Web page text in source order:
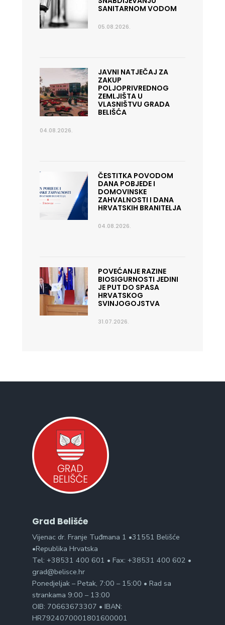
SANITARNOM VODOM
05.08.2026.
JAVNI NATJEČAJ ZA
ZAKUP
POLJOPRIVREDNOG
ZEMLJIŠTA U
VLASNIŠTVU GRADA
BELIŠĆA
04.08.2026.
ČESTITKA POVODOM
DANA POBJEDE I
DOMOVINSKE
ZAHVALNOSTI I DANA
HRVATSKIH BRANITELJA
04.08.2026.
POVEĆANJE RAZINE
BIOSIGURNOSTI JEDINI
JE PUT DO SPASA
HRVATSKOG
SVINJOGOJSTVA
31.07.2026.
Grad Belišće
Vijenac dr. Franje Tuđmana 1 •31551 Belišće
•Republika Hrvatska
Tel: +38531 400 601 • Fax: +38531 400 602 •
grad@belisce.hr
Ponedjeljak – Petak, 7:00 – 15:00 • Rad sa
strankama 9:00 – 13:00
OIB: 70663673307 • IBAN:
HR7924070001801600001